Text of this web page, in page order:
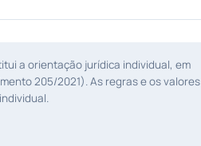
a orientação jurídica individual, em
205/2021). As regras e os valores